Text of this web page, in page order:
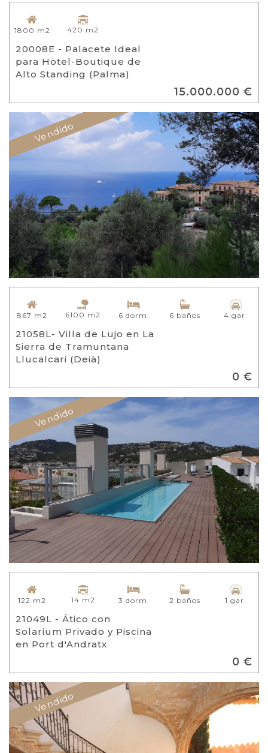
1800 m2 420 m2
20008E - Palacete Ideal
para Hotel-Boutique de
Alto Standing (Palma)
15.000.000 €
Vendido
867 m2 6100 m2 6 dorm. 6 baños 4 gar.
21058L- Villa de Lujo en La
Sierra de Tramuntana
Llucalcari (Deià)
0 €
Vendido
122 m2 14 m2 3 dorm. 2 baños 1 gar.
21049L - Ático con
Solarium Privado y Piscina
en Port d'Andratx
0 €
Vendido